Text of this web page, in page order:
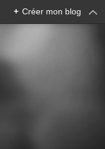
+ Créer mon blog